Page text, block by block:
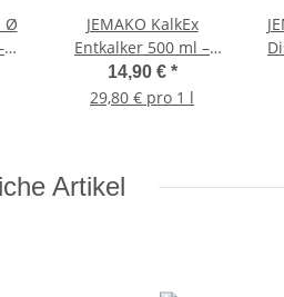
Ø
JEMAKO KalkEx
Entkalker 500 ml –
Milchsäure,
duftstofffrei
14,90 € *
29,80 € pro 1 l
Artikel